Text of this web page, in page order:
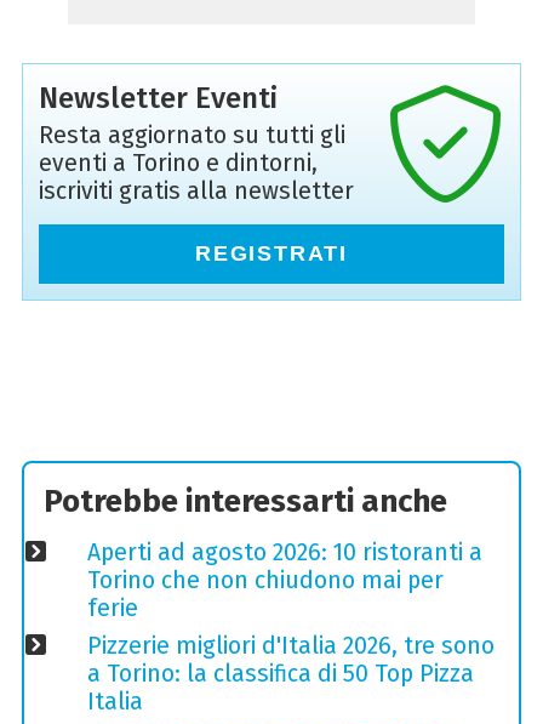
Newsletter Eventi
Resta aggiornato su tutti gli
eventi a Torino e dintorni,
iscriviti gratis alla newsletter
REGISTRATI
Potrebbe interessarti anche
Aperti ad agosto 2026: 10 ristoranti a
Torino che non chiudono mai per
ferie
Pizzerie migliori d'Italia 2026, tre sono
a Torino: la classifica di 50 Top Pizza
Italia